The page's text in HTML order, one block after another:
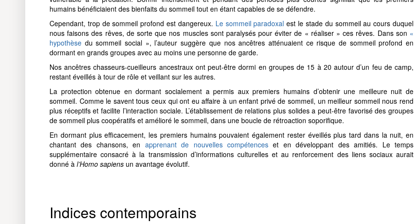
humains bénéficiaient des bienfaits du sommeil tout en étant capables de se défendre.
Cependant, trop de sommeil profond est dangereux. Le sommeil paradoxal est le stade du sommeil au cours duquel
nous faisons des rêves, de sorte que nos muscles sont paralysés pour éviter de « réaliser » ces rêves. Dans son «
hypothèse du sommeil social », l’auteur suggère que nos ancêtres atténuaient ce risque de sommeil profond en
dormant en grands groupes avec au moins une personne de garde.
Nos ancêtres chasseurs-cueilleurs ancestraux ont peut-être dormi en groupes de 15 à 20 autour d’un feu de camp,
restant éveillés à tour de rôle et veillant sur les autres.
La protection obtenue en dormant socialement a permis aux premiers humains d’obtenir une meilleure nuit de
sommeil. Comme le savent tous ceux qui ont eu affaire à un enfant privé de sommeil, un meilleur sommeil nous rend
plus réceptifs et facilite l’interaction sociale. L’établissement de relations plus solides a peut-être favorisé des groupes
de sommeil plus coopératifs et amélioré le sommeil, dans une boucle de rétroaction soporifique.
En dormant plus efficacement, les premiers humains pouvaient également rester éveillés plus tard dans la nuit, en
chantant des chansons, en apprenant de nouvelles compétences et en développant des amitiés. Le temps
supplémentaire consacré à la transmission d’informations culturelles et au renforcement des liens sociaux aurait
donné à l’Homo sapiens un avantage évolutif.
Indices contemporains